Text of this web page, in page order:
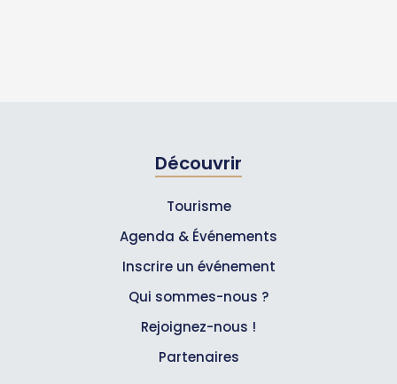
Découvrir
Tourisme
Agenda & Événements
Inscrire un événement
Qui sommes-nous ?
Rejoignez-nous !
Partenaires